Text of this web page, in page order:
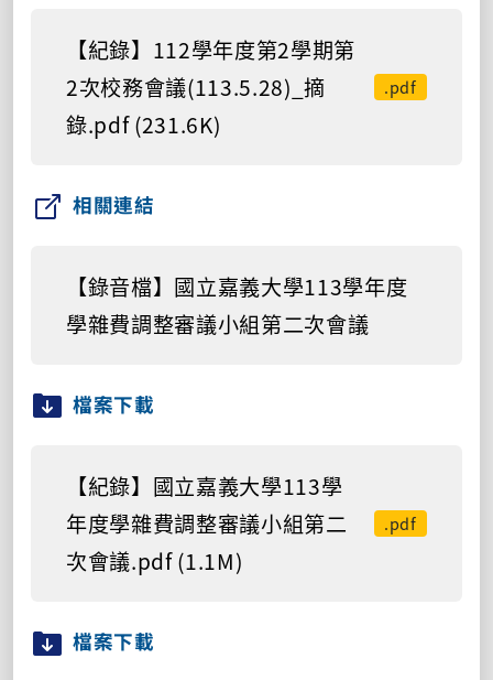
【紀錄】112學年度第2學期第
2次校務會議(113.5.28)_摘
錄.pdf (231.6K)
.pdf
相關連結
【錄音檔】國立嘉義大學113學年度
學雜費調整審議小組第二次會議
檔案下載
【紀錄】國立嘉義大學113學
年度學雜費調整審議小組第二
次會議.pdf (1.1M)
.pdf
檔案下載